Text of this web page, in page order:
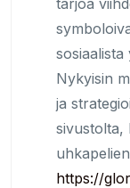
tarjoa
Nykyisin
ja
sivustolta,
https://